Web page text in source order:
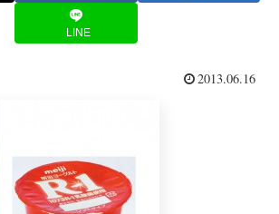
LINE
2013.06.16